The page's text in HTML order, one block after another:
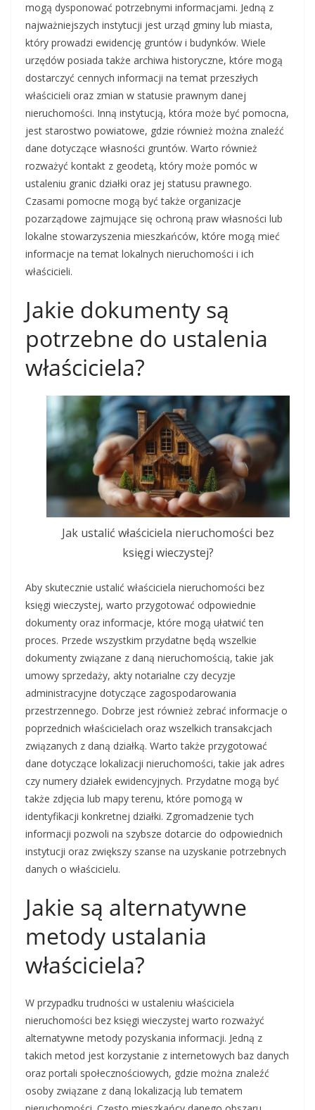
mogą dysponować potrzebnymi informacjami. Jedną z
najważniejszych instytucji jest urząd gminy lub miasta,
który prowadzi ewidencję gruntów i budynków. Wiele
urzędów posiada także archiwa historyczne, które mogą
dostarczyć cennych informacji na temat przeszłych
właścicieli oraz zmian w statusie prawnym danej
nieruchomości. Inną instytucją, która może być pomocna,
jest starostwo powiatowe, gdzie również można znaleźć
dane dotyczące własności gruntów. Warto również
rozważyć kontakt z geodetą, który może pomóc w
ustaleniu granic działki oraz jej statusu prawnego.
Czasami pomocne mogą być także organizacje
pozarządowe zajmujące się ochroną praw własności lub
lokalne stowarzyszenia mieszkańców, które mogą mieć
informacje na temat lokalnych nieruchomości i ich
właścicieli.
Jakie dokumenty są
potrzebne do ustalenia
właściciela?
Jak ustalić właściciela nieruchomości bez
księgi wieczystej?
Aby skutecznie ustalić właściciela nieruchomości bez
księgi wieczystej, warto przygotować odpowiednie
dokumenty oraz informacje, które mogą ułatwić ten
proces. Przede wszystkim przydatne będą wszelkie
dokumenty związane z daną nieruchomością, takie jak
umowy sprzedaży, akty notarialne czy decyzje
administracyjne dotyczące zagospodarowania
przestrzennego. Dobrze jest również zebrać informacje o
poprzednich właścicielach oraz wszelkich transakcjach
związanych z daną działką. Warto także przygotować
dane dotyczące lokalizacji nieruchomości, takie jak adres
czy numery działek ewidencyjnych. Przydatne mogą być
także zdjęcia lub mapy terenu, które pomogą w
identyfikacji konkretnej działki. Zgromadzenie tych
informacji pozwoli na szybsze dotarcie do odpowiednich
instytucji oraz zwiększy szanse na uzyskanie potrzebnych
danych o właścicielu.
Jakie są alternatywne
metody ustalania
właściciela?
W przypadku trudności w ustaleniu właściciela
nieruchomości bez księgi wieczystej warto rozważyć
alternatywne metody pozyskania informacji. Jedną z
takich metod jest korzystanie z internetowych baz danych
oraz portali społecznościowych, gdzie można znaleźć
osoby związane z daną lokalizacją lub tematem